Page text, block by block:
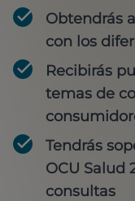
Obtendrás
con los
Recibirás
temas de
Tendrás
OCU Salud
consultas